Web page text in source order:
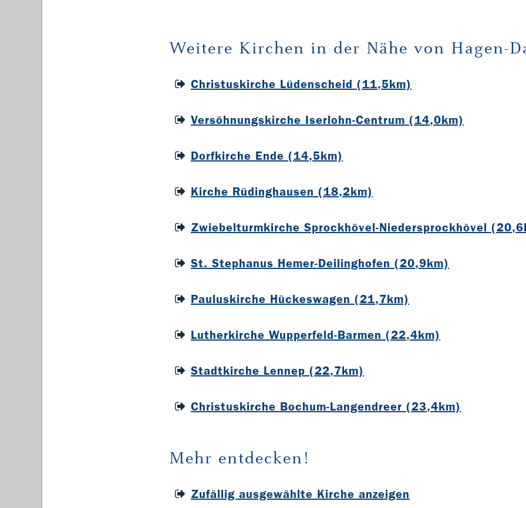
Weitere Kirchen in der Nähe von Hagen-
Christuskirche Lüdenscheid (11,5km)
Versöhnungskirche Iserlohn-Centrum (14,0km)
Dorfkirche Ende (14,5km)
Kirche Rüdinghausen (18,2km)
Zwiebelturmkirche Sprockhövel-Niedersprockhövel
St. Stephanus Hemer-Deilinghofen (20,9km)
Pauluskirche Hückeswagen (21,7km)
Lutherkirche Wupperfeld-Barmen (22,4km)
Stadtkirche Lennep (22,7km)
Christuskirche Bochum-Langendreer (23,4km)
Mehr entdecken!
Zufällig ausgewählte Kirche anzeigen